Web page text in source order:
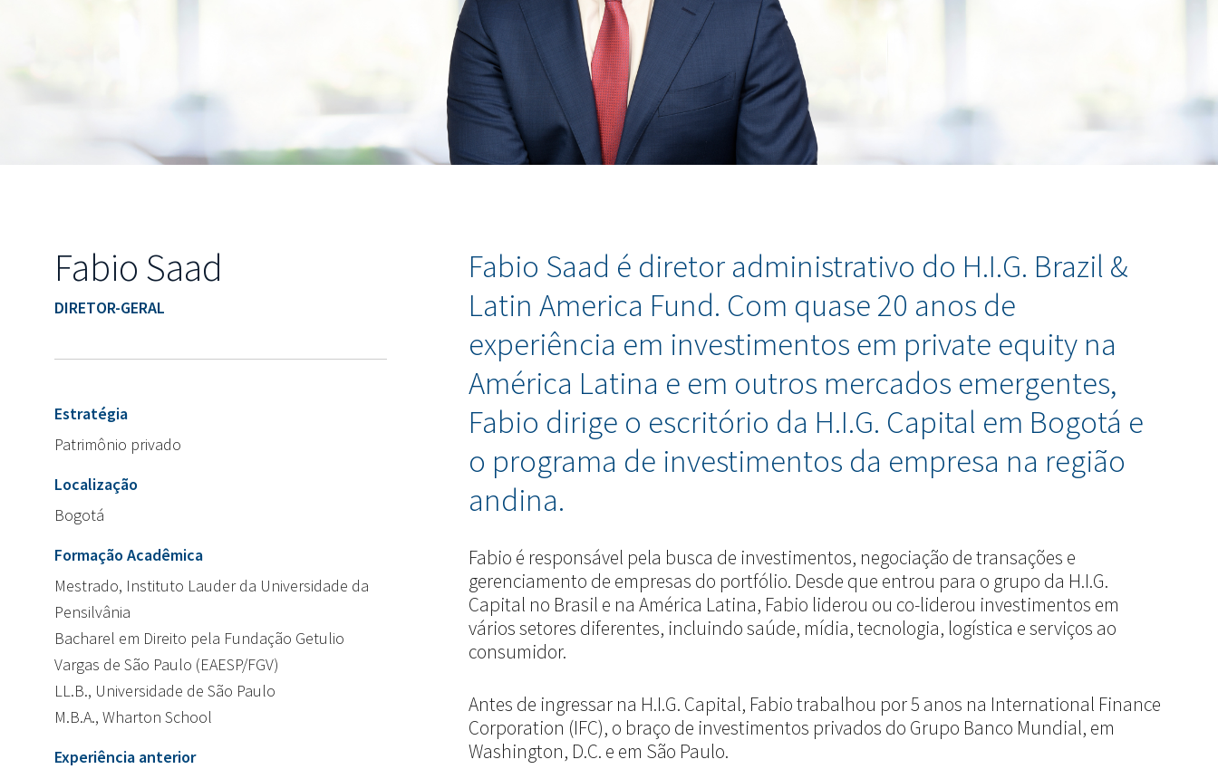
Fabio Saad
DIRETOR-GERAL
Estratégia
Patrimônio privado
Localização
Bogotá
Formação Acadêmica
Mestrado, Instituto Lauder da Universidade da
Pensilvânia
Bacharel em Direito pela Fundação Getulio
Vargas de São Paulo (EAESP/FGV)
LL.B., Universidade de São Paulo
M.B.A., Wharton School
Experiência anterior
Fabio Saad é diretor administrativo do H.I.G. Brazil &
Latin America Fund. Com quase 20 anos de
experiência em investimentos em private equity na
América Latina e em outros mercados emergentes,
Fabio dirige o escritório da H.I.G. Capital em Bogotá e
o programa de investimentos da empresa na região
andina.
Fabio é responsável pela busca de investimentos, negociação de transações e
gerenciamento de empresas do portfólio. Desde que entrou para o grupo da H.I.G.
Capital no Brasil e na América Latina, Fabio liderou ou co-liderou investimentos em
vários setores diferentes, incluindo saúde, mídia, tecnologia, logística e serviços ao
consumidor.
Antes de ingressar na H.I.G. Capital, Fabio trabalhou por 5 anos na International Finance
Corporation (IFC), o braço de investimentos privados do Grupo Banco Mundial, em
Washington, D.C. e em São Paulo.